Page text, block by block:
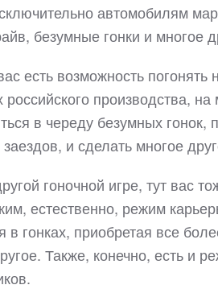
автомобилям
безумные гонки и многое
есть возможность
российского производства,
в череду безумных
заездов, и сделать многое
гоночной игре, тут вас
естественно, режим
в гонках, приобретая все
Также, конечно, есть и